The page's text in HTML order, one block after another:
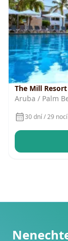
The Mill
Aruba / Palm
30 dní / 29 nocí